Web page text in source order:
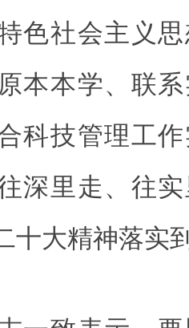
色社会主义
本本学、联
科技管理工
深里走、往
十大精神落实